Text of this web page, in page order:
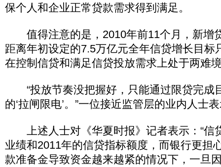
保个人和企业正常贷款需求得到满足。
值得注意的是，2010年前11个月，新增
距离年初设定的7.5万亿元全年信贷增长目标
在控制信贷和满足信贷投放需求上处于两难
“投放节奏没把握好，只能通过限贷完成
的‘拉闸限电’。”一位接近监管层的业内人士
上述人士对《华夏时报》记者表示：“信
业绩和2011年的信贷指标额度，而银行更担
款准备金导致资金越来越紧的情况下，一旦